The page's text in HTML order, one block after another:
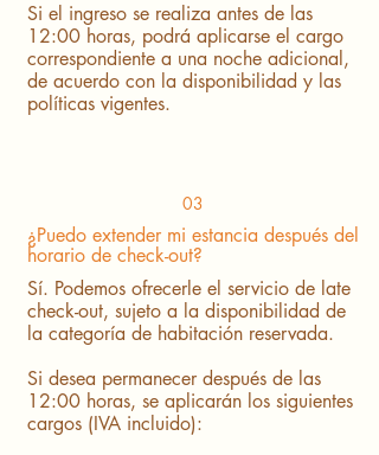
Si el ingreso se realiza antes de las
12:00 horas, podrá aplicarse el cargo
correspondiente a una noche adicional,
de acuerdo con la disponibilidad y las
políticas vigentes.
03
¿Puedo extender mi estancia después del
horario de check-out?
Sí. Podemos ofrecerle el servicio de late
check-out, sujeto a la disponibilidad de
la categoría de habitación reservada.
Si desea permanecer después de las
12:00 horas, se aplicarán los siguientes
cargos (IVA incluido):